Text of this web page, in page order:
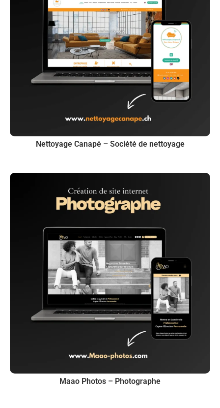
Nettoyage Canapé – Société de nettoyage
Maao Photos – Photographe